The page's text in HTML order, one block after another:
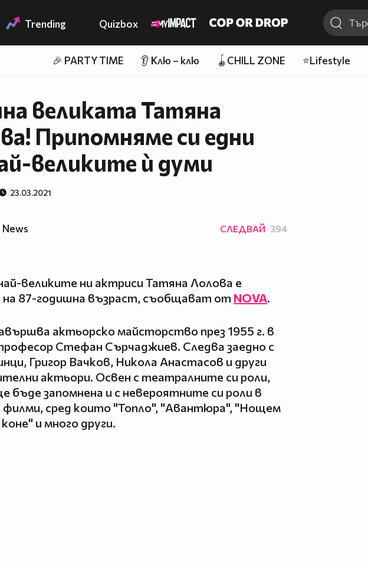
Trending Quizbox
🎉 PARTY TIME 👂 Клю – клю 🪀CHILL ZONE ⭐Lifestyle
великата Татяна
Припомняме си едни
великите ѝ думи
23.03.2021
News СЛЕДВАЙ 394
великите ни актриси Татяна Лолова е
на 87-годишна възраст, съобщават от NOVA.
актьорско майсторство през 1955 г. в
Стефан Сърчаджиев. Следва заедно с
Григор Вачков, Никола Анастасов и други
актьори. Освен с театралните си роли,
бъде запомнена и с невероятните си роли в
филми, сред които "Топло", "Авантюра", "Нощем
и много други.